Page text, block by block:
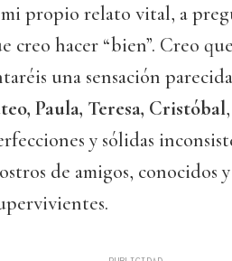
propio relato vital, a
creo hacer “bien”. Creo
una sensación
Paula, Teresa, Cristóbal
y sólidas
de amigos, conocidos